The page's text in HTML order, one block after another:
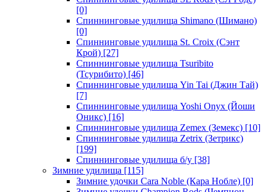
[0]
Спиннинговые удилища Shimano (Шимано)
[0]
Спиннинговые удилища St. Croix (Сэнт
Крой) [27]
Спиннинговые удилища Tsuribito
(Тсурибито) [46]
Спиннинговые удилища Yin Tai (Джин Тай)
[7]
Спиннинговые удилища Yoshi Onyx (Йоши
Оникс) [16]
Спиннинговые удилища Zemex (Земекс) [10]
Спиннинговые удилища Zetrix (Зетрикс)
[199]
Спиннинговые удилища б/у [38]
Зимние удилища [115]
Зимние удочки Cara Noble (Кара Нобле) [0]